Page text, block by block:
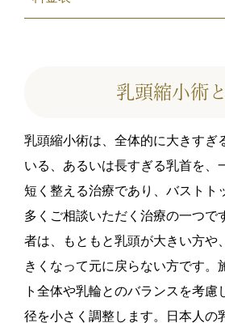
乳頭縮小術
乳頭縮小術は、全体的に大きすぎ
いる、あるいは長すぎる乳首を、
短く整える治療であり、バストト
多くご相談いただく治療の一つで
者は、もともと乳頭が大きい方や
きくなって元に戻らない方です。
ト全体や乳輪とのバランスを考慮
径を小さく調整します。日本人の